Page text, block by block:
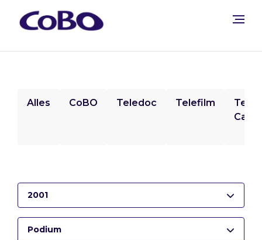
Alles CoBO Teledoc Telefilm
2001
Podium